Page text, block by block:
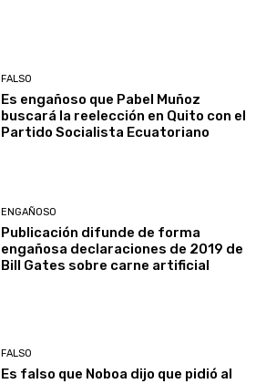
FALSO
Es engañoso que Pabel Muñoz
buscará la reelección en Quito con el
Partido Socialista Ecuatoriano
ENGAÑOSO
Publicación difunde de forma
engañosa declaraciones de 2019 de
Bill Gates sobre carne artificial
FALSO
Es falso que Noboa dijo que pidió al